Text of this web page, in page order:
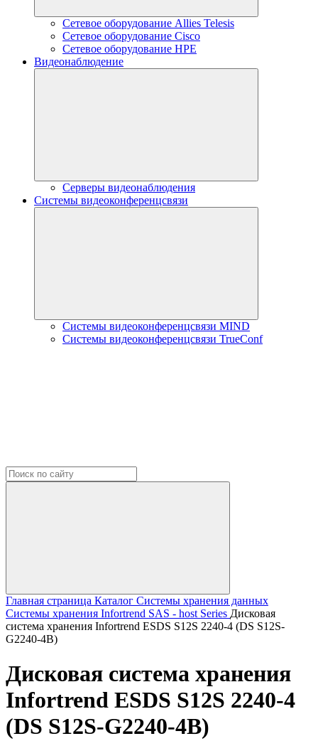
Сетевое оборудование Allies Telesis
Сетевое оборудование Cisco
Сетевое оборудование HPE
Видеонаблюдение
Серверы видеонаблюдения
Системы видеоконференцсвязи
Системы видеоконференцсвязи MIND
Системы видеоконференцсвязи TrueConf
Главная страница Каталог Системы хранения данных
Системы хранения Infortrend SAS - host Series Дисковая
система хранения Infortrend ESDS S12S 2240-4 (DS S12S-
G2240-4B)
Дисковая система хранения
Infortrend ESDS S12S 2240-4
(DS S12S-G2240-4B)